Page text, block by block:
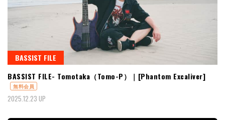
BASSIST FILE
BASSIST FILE- Tomotaka（Tomo-P）｜[Phantom Excaliver]
無料会員
2025.12.23 UP